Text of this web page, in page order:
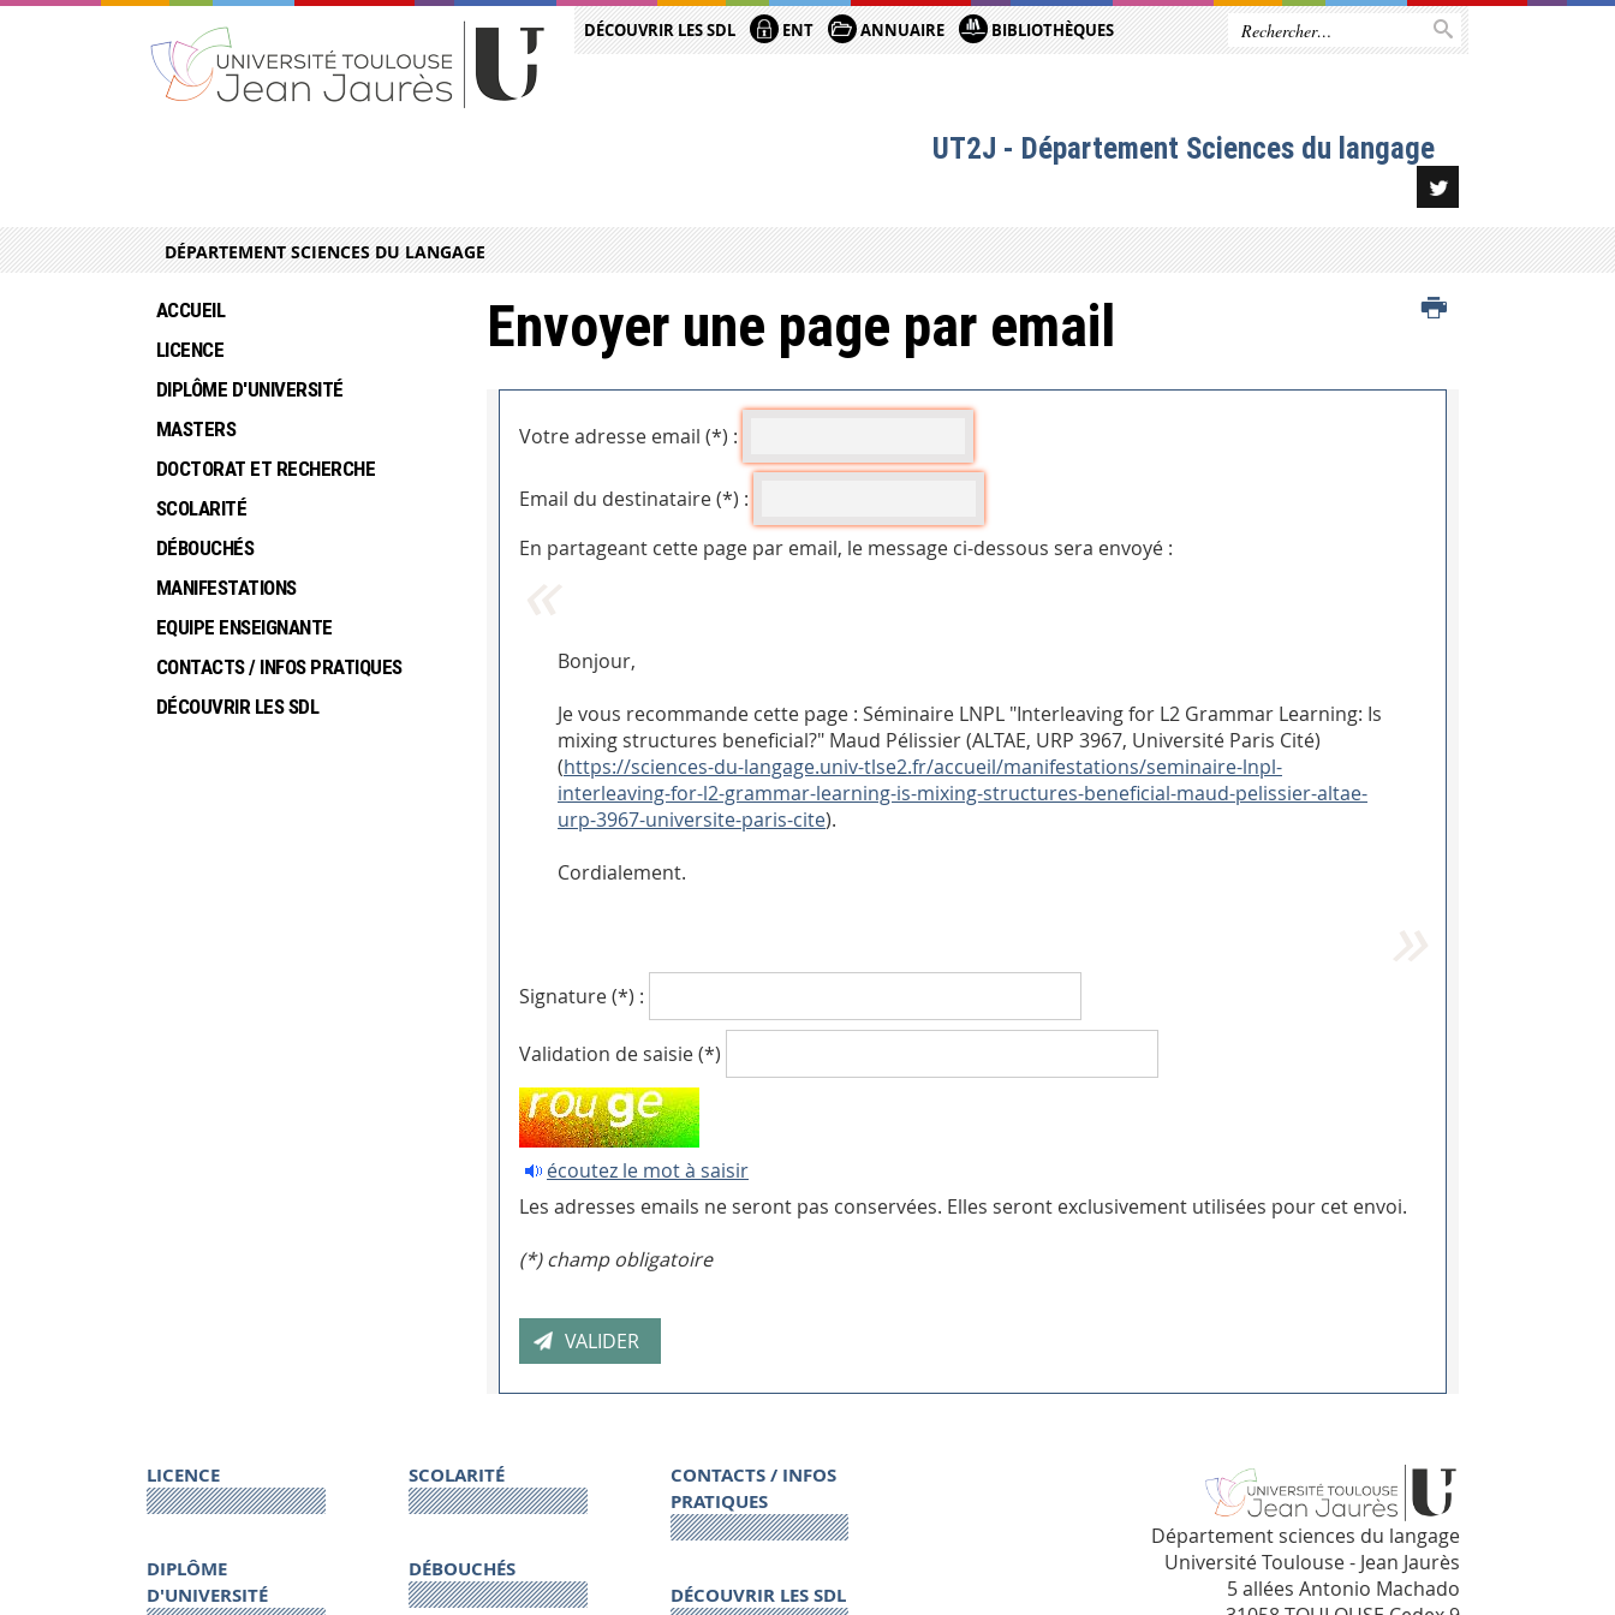
DÉCOUVRIR LES SDL ENT ANNUAIRE BIBLIOTHÈQUES
UT2J - Département Sciences du langage
DÉPARTEMENT SCIENCES DU LANGAGE
Envoyer une page par email
Votre adresse email (*) :
Email du destinataire (*) :
En partageant cette page par email, le message ci-dessous sera envoyé :
Bonjour,
Je vous recommande cette page : Séminaire LNPL "Interleaving for L2 Grammar Learning: Is
mixing structures beneficial?" Maud Pélissier (ALTAE, URP 3967, Université Paris Cité)
(https://sciences-du-langage.univ-tlse2.fr/accueil/manifestations/seminaire-lnpl-
interleaving-for-l2-grammar-learning-is-mixing-structures-beneficial-maud-pelissier-altae-
urp-3967-universite-paris-cite).
Cordialement.
Signature (*) :
Validation de saisie (*)
écoutez le mot à saisir
Les adresses emails ne seront pas conservées. Elles seront exclusivement utilisées pour cet envoi.
(*) champ obligatoire
ACCUEIL
LICENCE
DIPLÔME D'UNIVERSITÉ
MASTERS
DOCTORAT ET RECHERCHE
SCOLARITÉ
DÉBOUCHÉS
MANIFESTATIONS
EQUIPE ENSEIGNANTE
CONTACTS / INFOS PRATIQUES
DÉCOUVRIR LES SDL
LICENCE
DIPLÔME
D'UNIVERSITÉ
SCOLARITÉ
DÉBOUCHÉS
CONTACTS / INFOS
PRATIQUES
DÉCOUVRIR LES SDL
Département sciences du langage
Université Toulouse - Jean Jaurès
5 allées Antonio Machado